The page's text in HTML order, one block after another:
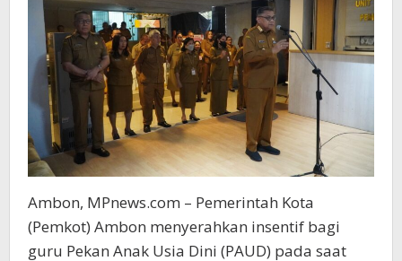
Ambon, MPnews.com – Pemerintah Kota
(Pemkot) Ambon menyerahkan insentif bagi
guru Pekan Anak Usia Dini (PAUD) pada saat